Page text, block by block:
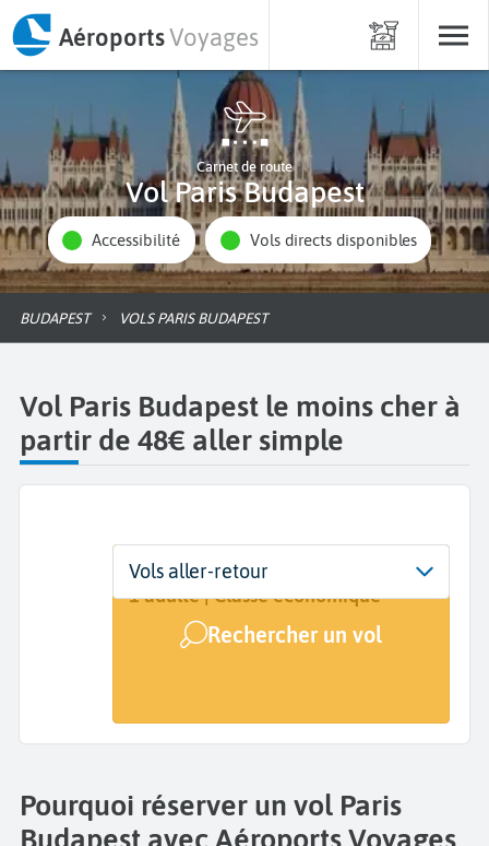
AéroportsVoyages
Carnet de route
Vol Paris Budapest
Accessibilité Vols directs disponibles
BUDAPEST VOLS PARIS BUDAPEST
Vol Paris Budapest le moins cher à
partir de 48€ aller simple
Départ
Paris (PAR)
Dates
Dates de votre voyage
Voyageurs | Classe
1 adulte | Classe économique
Rechercher un vol
Vols aller-retour
Pourquoi réserver un vol Paris